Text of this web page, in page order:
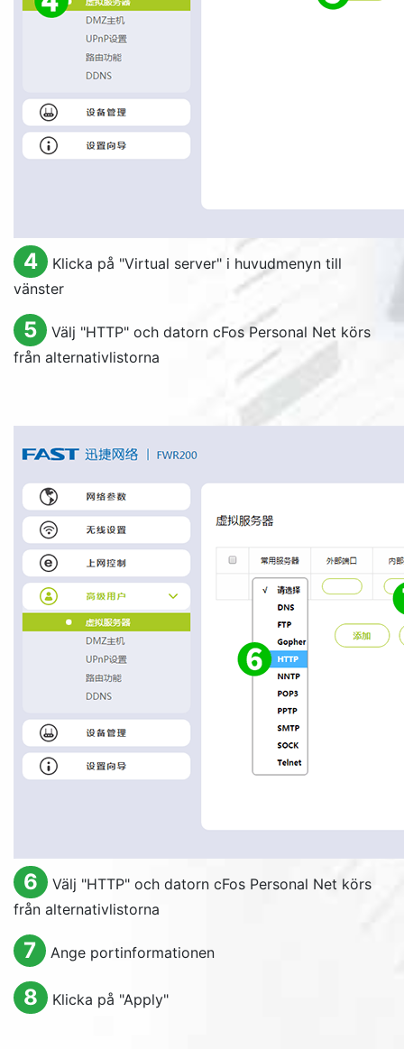
4 Klicka på "Virtual server" i huvudmenyn till
vänster
5
Välj "HTTP" och datorn cFos Personal Net körs
från alternativlistorna
6
Välj "HTTP" och datorn cFos Personal Net körs
från alternativlistorna
7 Ange portinformationen
8 Klicka på "Apply"